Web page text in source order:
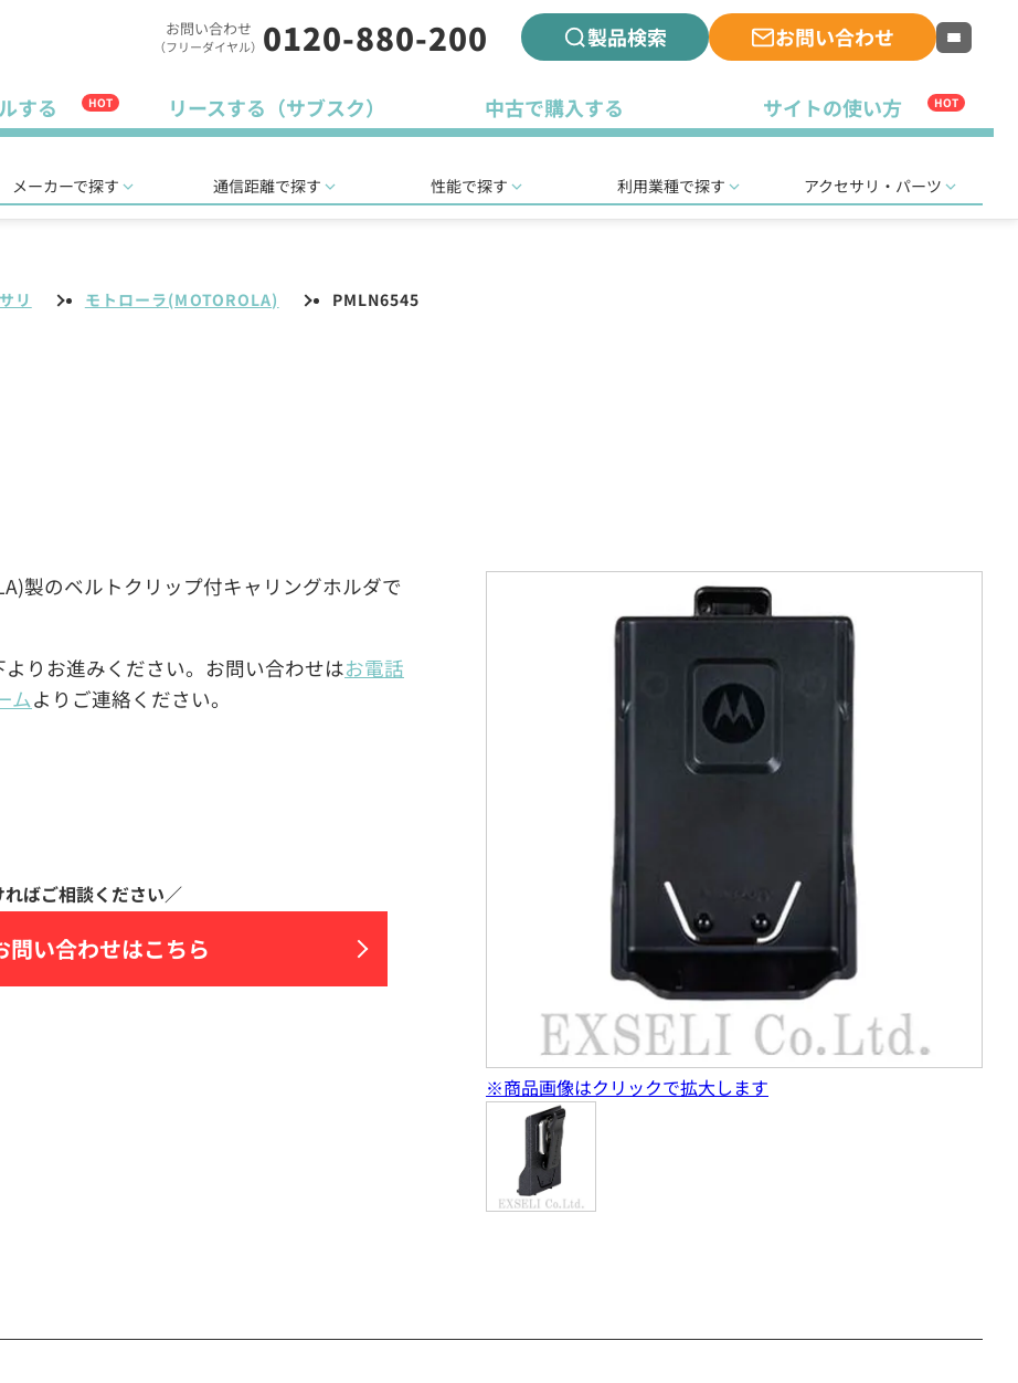
お問い合わせ
（フリーダイヤル） 0120-880-200 製品検索 お問い合わせ
する HOT リースする（サブスク） 中古で購入する サイトの使い方 HOT
メーカーで探す 通信距離で探す 性能で探す 利用業種で探す アクセサリ・パーツ
リ モトローラ(MOTOROLA) PMLN6545
製のベルトクリップ付キャリングホルダで
りお進みください。お問い合わせはお電話
ムよりご連絡ください。
問い合わせはこちら
※商品画像はクリックで拡大します